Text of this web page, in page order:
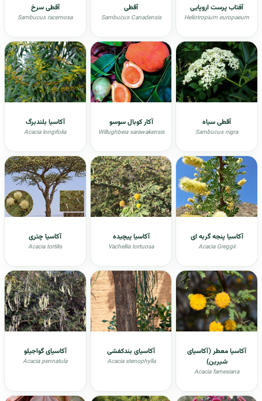
آفتاب پرست اروپایی
Heliotropium europaeum
آقطی
Sambucus Canadensis
آقطی سرخ
Sambucus racemosa
آقطی سیاه
Sambucus nigra
آکار کوبال سوسو
Willughbeia sarawakensis
آکاسیا بلندبرگ
Acacia longifolia
آکاسیا پنجه گربه ای
Acacia Greggii
آکاسیا پیچیده
Vachellia tortuosa
آکاسیا چتری
Acacia tortilis
آکاسیا معطر (آکاسیای
شیرین)
Acacia farnesiana
آکاسیای بندکفشی
Acacia stenophylla
آکاسیای گواجیلو
Acacia pennatula